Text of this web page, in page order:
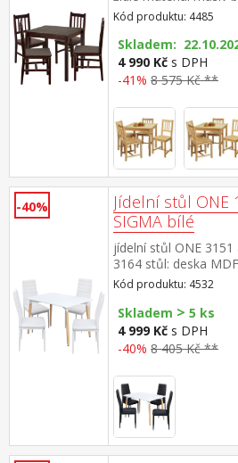
provedení hnědý lak
cm rozměr stolu (š/
cm rozměr židle (š/
Kód produktu: 4485
Skladem:
4 990 Kč s DPH
-41% 8 575 Kč **
-40%
Jídelní stůl ONE
SIGMA bílé
jídelní stůl ONE
3164 stůl: deska
bílá kovová
bílá kulaté nohy,
potah kůže –
bílá kovové nohy a
židle 47 cm rozměr
Kód produktu: 4532
Skladem > 5 ks
4 999 Kč s DPH
-40% 8 405 Kč **